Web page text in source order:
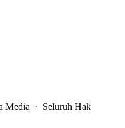
Media · Seluruh Hak